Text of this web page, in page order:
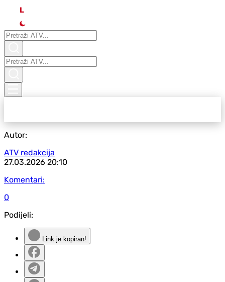
L
Autor:
ATV redakcija
27.03.2026 20:10
Komentari:
0
Podijeli:
Link je kopiran!